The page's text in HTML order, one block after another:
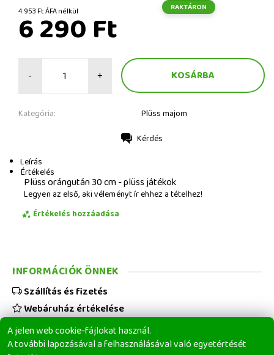
4 953 Ft ÁFA nélkül RAKTÁRON
6 290 Ft
- +
Kategória: Plüss majom
Kérdés
Leírás
Értékelés
Plüss orángután 30 cm - plüss játékok
Legyen az első, aki véleményt ír ehhez a tételhez!
Értékelés hozzáadása
A jelen web cookie-fájlokat használ.
A további lapozásával a felhasználásával való egyetértését
INFORMÁCIÓK ÖNNEK
Szállítás és fizetés
Webáruház értékelése
Viszonteladóknak
Üzleti feltételek